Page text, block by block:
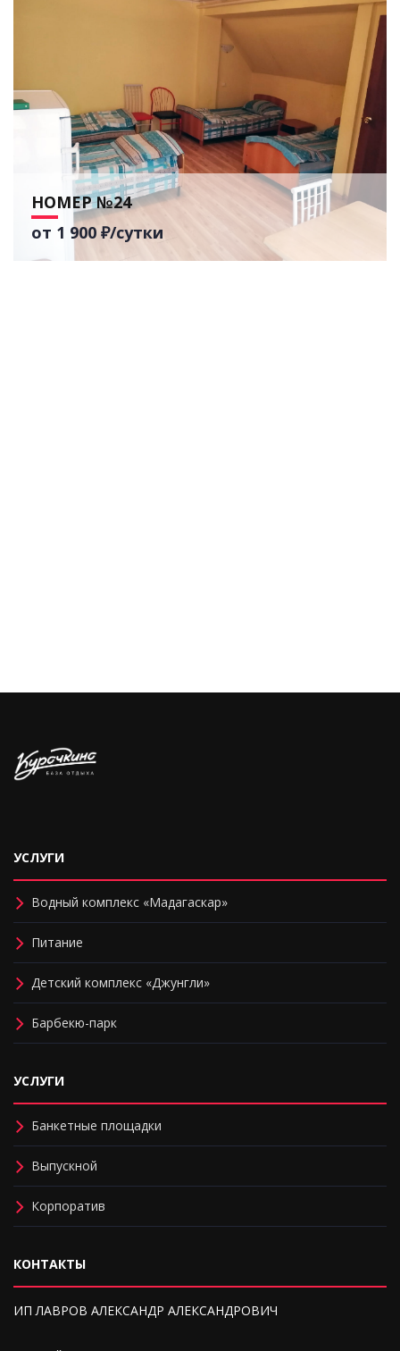
НОМЕР №24
от 1 900 ₽/сутки
УСЛУГИ
Водный комплекс «Мадагаскар»
Питание
Детский комплекс «Джунгли»
Барбекю-парк
УСЛУГИ
Банкетные площадки
Выпускной
Корпоратив
КОНТАКТЫ
ИП ЛАВРОВ АЛЕКСАНДР АЛЕКСАНДРОВИЧ